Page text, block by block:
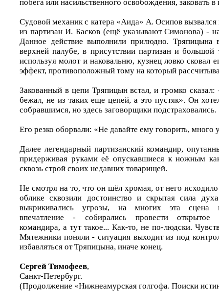
побега или насильственного освобождения, заковать
Судовой механик с катера «Аида» А. Осипов вызвался
из партизан И. Басков (ещё указывают Симонова) -
Данное действие выполнили прилюдно.
верхней палубе, в присутствии партизан и большой
используя молот и наковальню, кузнец ловко сковал
эффект, противоположный тому на который
Закованный в цепи Тряпицын встал, и громко
бежал, не из таких еще цепей, а это пустяк». Он
собравшимся, но здесь заговорщики подстраховались.
Его резко оборвали: «Не давайте ему говорить, много
Далее легендарный партизанский командир,
придерживая руками её опускавшиеся к ножным
сквозь строй своих недавних товарищей.
Не смотря на то, что он шёл хромая, от него
облике сквозили достоинство и скрытая сила
выкрикивались угрозы, на многих эта сцена
впечатление - собирались провести открытое
командира, а тут такое... Как-то, не по-людски.
Мятежники поняли - ситуация выходит из под
избавляться от Тряпицына, иначе конец.
Сергей Тимофеев,
Санкт-Петербург.
(Продолжение «Нижнеамурская голгофа. Поиски